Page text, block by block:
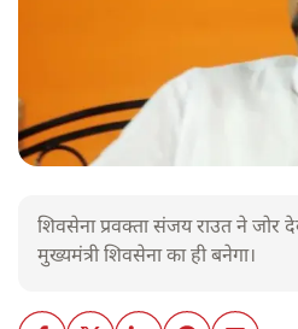
शिवसेना प्रवक्ता संजय राउत ने जोर
मुख्यमंत्री शिवसेना का ही बनेगा।